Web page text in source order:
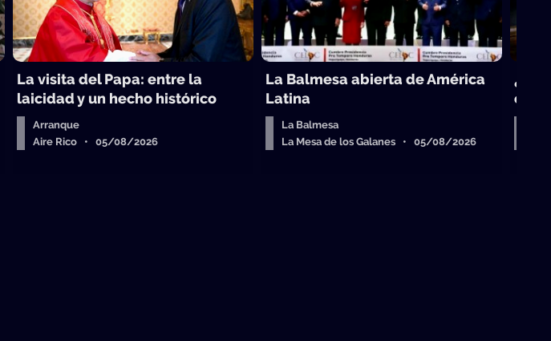
La visita del Papa: entre la
laicidad y un hecho histórico
Arranque
Aire Rico • 05/08/2026
La Balmesa abierta de América
Latina
La Balmesa
La Mesa de los Galanes • 05/08/2026